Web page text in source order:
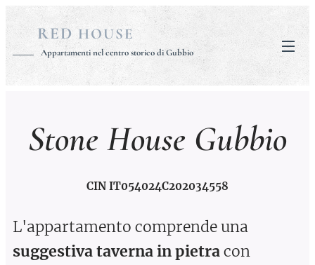
RED HOUSE
Appartamenti nel centro storico di Gubbio
Stone House Gubbio
CIN IT054024C202034558
L'appartamento comprende una
suggestiva taverna in pietracon